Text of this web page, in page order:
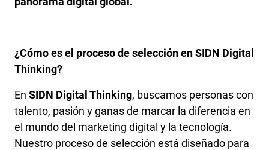
¿Cómo es el proceso de selección en SIDN Digital
Thinking?
En SIDN Digital Thinking, buscamos personas con
talento, pasión y ganas de marcar la diferencia en
el mundo del marketing digital y la tecnología.
Nuestro proceso de selección está diseñado para